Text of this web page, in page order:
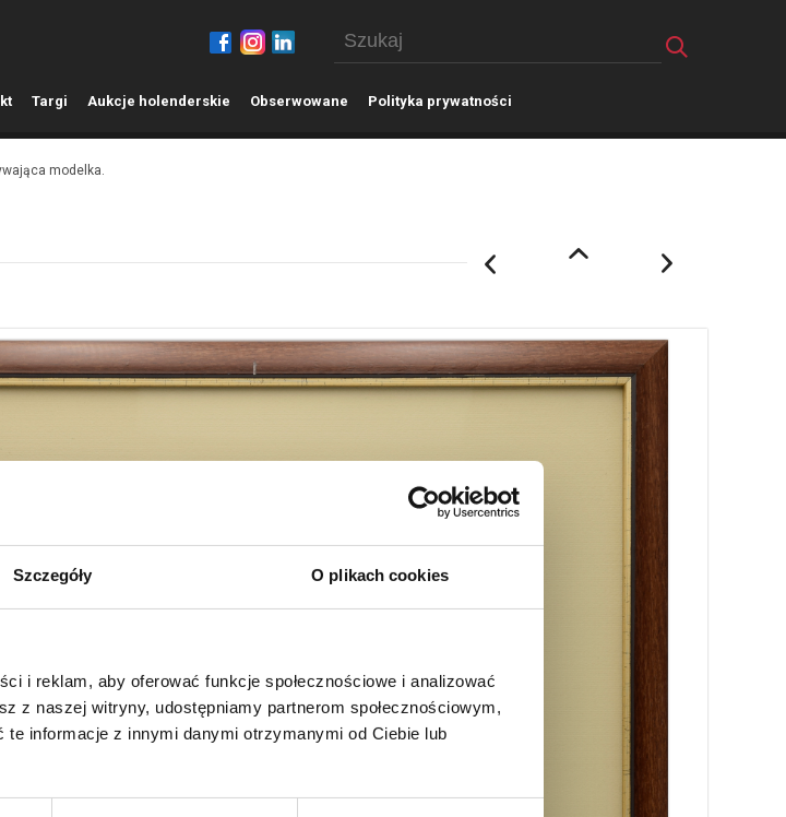
Szczegóły O plikach cookies
i reklam, aby oferować funkcje społecznościowe i analizować
z naszej witryny, udostępniamy partnerom społecznościowym,
informacje z innymi danymi otrzymanymi od Ciebie lub
Targi Aukcje holenderskie Obserwowane Polityka prywatności
modelka.